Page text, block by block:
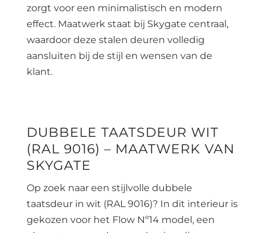
zorgt voor een minimalistisch en modern
effect. Maatwerk staat bij Skygate centraal,
waardoor deze stalen deuren volledig
aansluiten bij de stijl en wensen van de
klant.
DUBBELE TAATSDEUR WIT
(RAL 9016) – MAATWERK VAN
SKYGATE
Op zoek naar een stijlvolle dubbele
taatsdeur in wit (RAL 9016)? In dit interieur is
gekozen voor het Flow Nº14 model, een